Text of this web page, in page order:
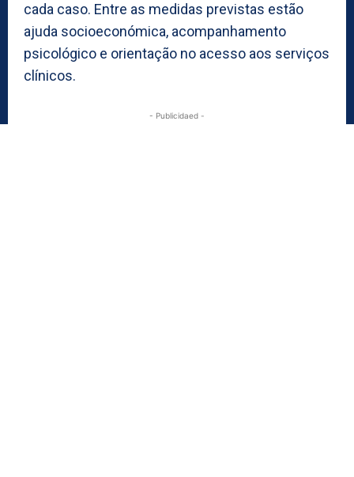
cada caso. Entre as medidas previstas estão
ajuda socioeconómica, acompanhamento
psicológico e orientação no acesso aos serviços
clínicos.
- Publicidaed -